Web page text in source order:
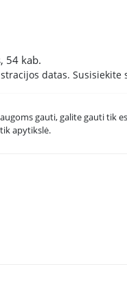
54 kab.
datas. Susisiekite
gauti, galite gauti tik
apytikslė.